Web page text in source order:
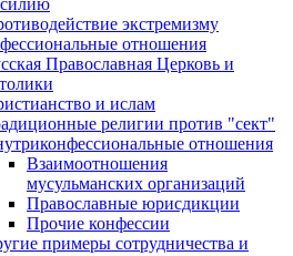
экстремизму
отношения
Православная Церковь и
и ислам
религии против "сект"
отношения
Взаимоотношения
мусульманских организаций
Православные юрисдикции
Прочие конфессии
примеры сотрудничества и